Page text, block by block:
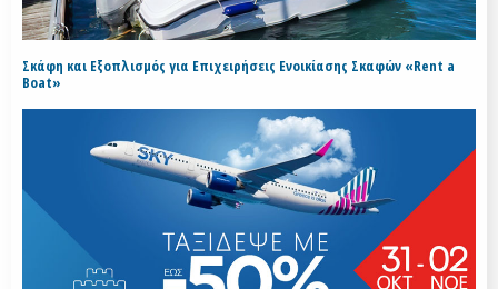
Σκάφη και Εξοπλισμός για Επιχειρήσεις Ενοικίασης Σκαφών «Rent a
Boat»